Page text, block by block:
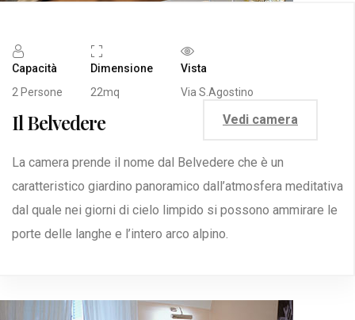
Capacità
2 Persone
Dimensione
22mq
Vista
Via S.Agostino
Il Belvedere
La camera prende il nome dal Belvedere che è un
caratteristico giardino panoramico dall’atmosfera meditativa
dal quale nei giorni di cielo limpido si possono ammirare le
porte delle langhe e l’intero arco alpino.
Vedi camera